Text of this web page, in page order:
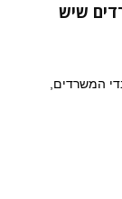
במשרדים שיש
המשרדים,